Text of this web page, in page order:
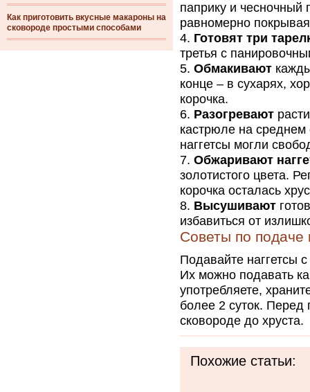
Как приготовить вкусные макароны на
сковороде простыми способами
паприку и чесночный
равномерно
Готовят три
третья с
Обмакивают
конце – в сухарях,
корочка.
Разогревают
кастрюле на
наггетсы могли
Обжаривают
золотистого цвета.
корочка осталась
Высушивают
избавиться от
Советы по
Подавайте наггетсы
Их можно подавать
употребляете,
более 2 суток. Перед
сковороде до хруста.
Похожие статьи: